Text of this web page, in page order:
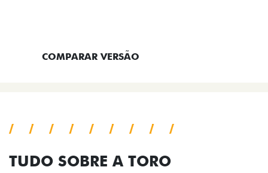
COMPARAR VERSÃO
TUDO SOBRE A TORO